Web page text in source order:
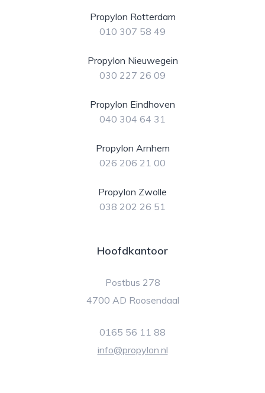
Propylon Rotterdam
010 307 58 49
Propylon Nieuwegein
030 227 26 09
Propylon Eindhoven
040 304 64 31
Propylon Arnhem
026 206 21 00
Propylon Zwolle
038 202 26 51
Hoofdkantoor
Postbus 278
4700 AD Roosendaal
0165 56 11 88
info@propylon.nl